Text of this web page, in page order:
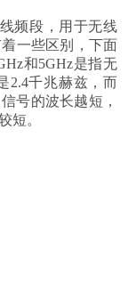
频段，用于无线
一些区别，下面
和5GHz是指无
2.4千兆赫兹，而
号的波长越短，
短。